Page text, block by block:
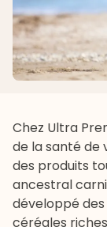
Chez Ultra
de la santé de
des produits
ancestral
développé des
céréales